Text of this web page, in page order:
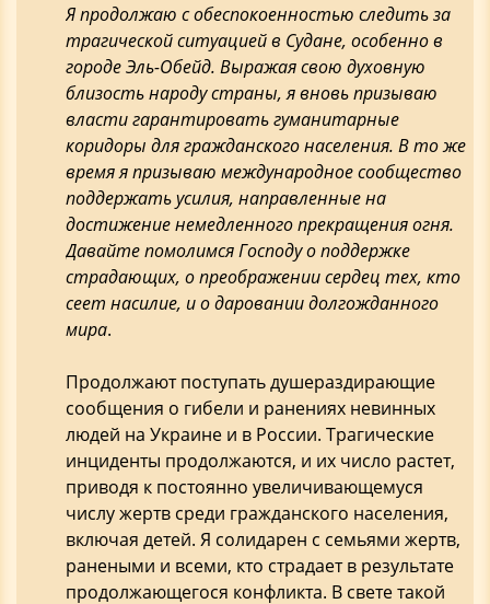
Я продолжаю с обеспокоенностью следить за
трагической ситуацией в Судане, особенно в
городе Эль-Обейд. Выражая свою духовную
близость народу страны, я вновь призываю
власти гарантировать гуманитарные
коридоры для гражданского населения. В то же
время я призываю международное сообщество
поддержать усилия, направленные на
достижение немедленного прекращения огня.
Давайте помолимся Господу о поддержке
страдающих, о преображении сердец тех, кто
сеет насилие, и о даровании долгожданного
мира.
Продолжают поступать душераздирающие
сообщения о гибели и ранениях невинных
людей на Украине и в России. Трагические
инциденты продолжаются, и их число растет,
приводя к постоянно увеличивающемуся
числу жертв среди гражданского населения,
включая детей. Я солидарен с семьями жертв,
ранеными и всеми, кто страдает в результате
продолжающегося конфликта. В свете такой